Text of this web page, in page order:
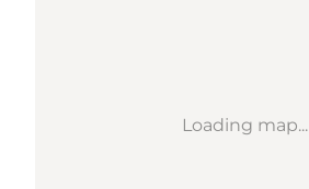
Loading map...